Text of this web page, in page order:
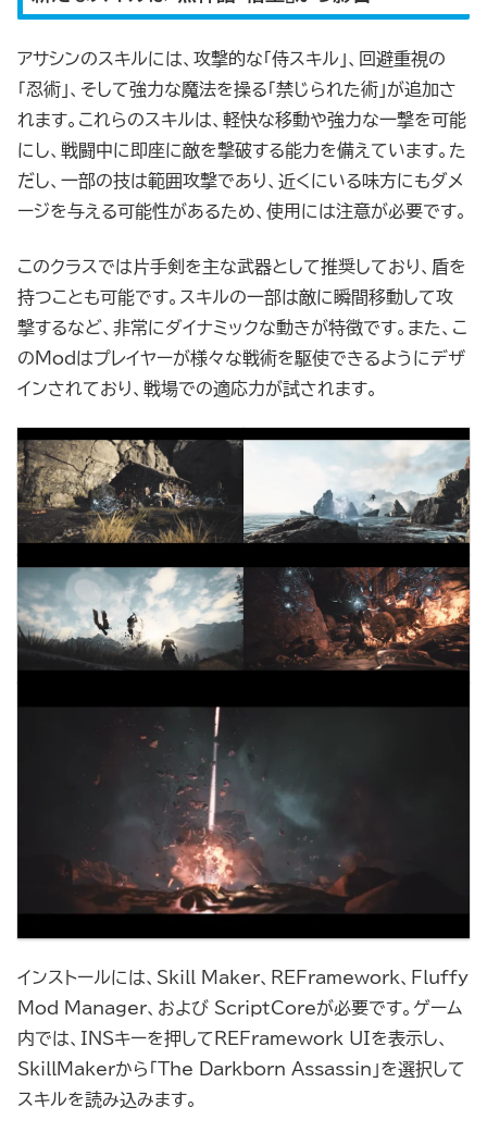
アサシンのスキルには、攻撃的な「侍スキル」、回避重視の
「忍術」、そして強力な魔法を操る「禁じられた術」が追加さ
れます。これらのスキルは、軽快な移動や強力な一撃を可能
にし、戦闘中に即座に敵を撃破する能力を備えています。た
だし、一部の技は範囲攻撃であり、近くにいる味方にもダメ
ージを与える可能性があるため、使用には注意が必要です。
このクラスでは片手剣を主な武器として推奨しており、盾を
持つことも可能です。スキルの一部は敵に瞬間移動して攻
撃するなど、非常にダイナミックな動きが特徴です。また、こ
のModはプレイヤーが様々な戦術を駆使できるようにデザ
インされており、戦場での適応力が試されます。
インストールには、Skill Maker、REFramework、Fluffy
Mod Manager、および_ScriptCoreが必要です。ゲーム
内では、INSキーを押してREFramework UIを表示し、
SkillMakerから「The Darkborn Assassin」を選択して
スキルを読み込みます。